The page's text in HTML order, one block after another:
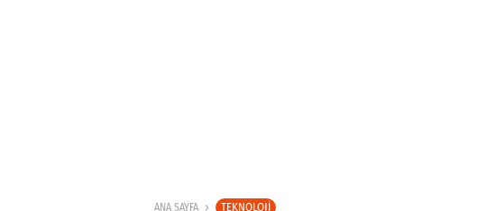
ANA SAYFA TEKNOLOJI